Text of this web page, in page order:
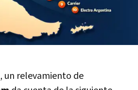
un relevamiento de